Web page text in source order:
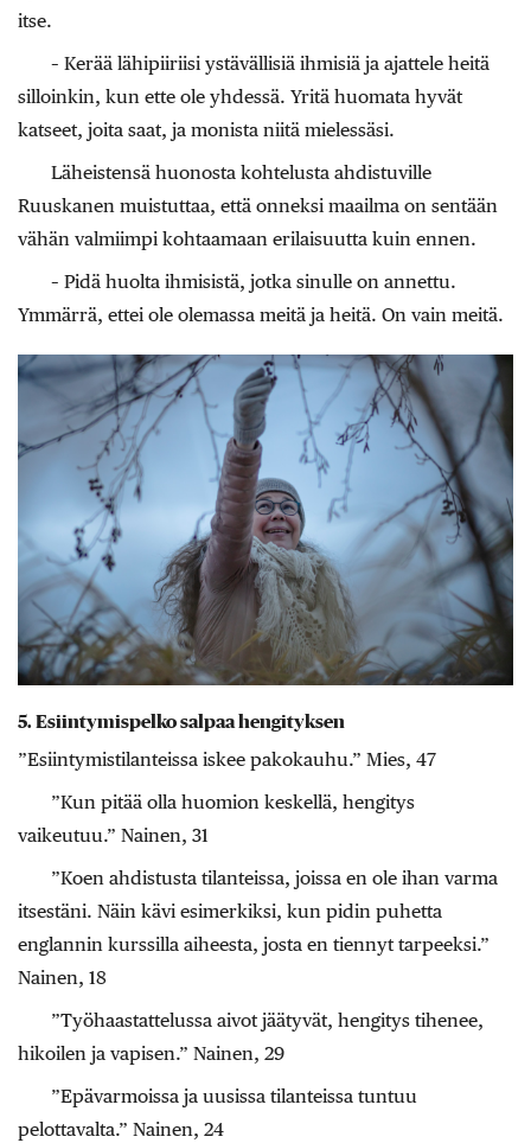
itse.
– Kerää lähipiiriisi ystävällisiä ihmisiä ja ajattele heitä
silloinkin, kun ette ole yhdessä. Yritä huomata hyvät
katseet, joita saat, ja monista niitä mielessäsi.
Läheistensä huonosta kohtelusta ahdistuville
Ruuskanen muistuttaa, että onneksi maailma on sentään
vähän valmiimpi kohtaamaan erilaisuutta kuin ennen.
– Pidä huolta ihmisistä, jotka sinulle on annettu.
Ymmärrä, ettei ole olemassa meitä ja heitä. On vain meitä.
5. Esiintymispelko salpaa hengityksen
”Esiintymistilanteissa iskee pakokauhu.” Mies, 47
”Kun pitää olla huomion keskellä, hengitys
vaikeutuu.” Nainen, 31
”Koen ahdistusta tilanteissa, joissa en ole ihan varma
itsestäni. Näin kävi esimerkiksi, kun pidin puhetta
englannin kurssilla aiheesta, josta en tiennyt tarpeeksi.”
Nainen, 18
”Työhaastattelussa aivot jäätyvät, hengitys tihenee,
hikoilen ja vapisen.” Nainen, 29
”Epävarmoissa ja uusissa tilanteissa tuntuu
pelottavalta.” Nainen, 24